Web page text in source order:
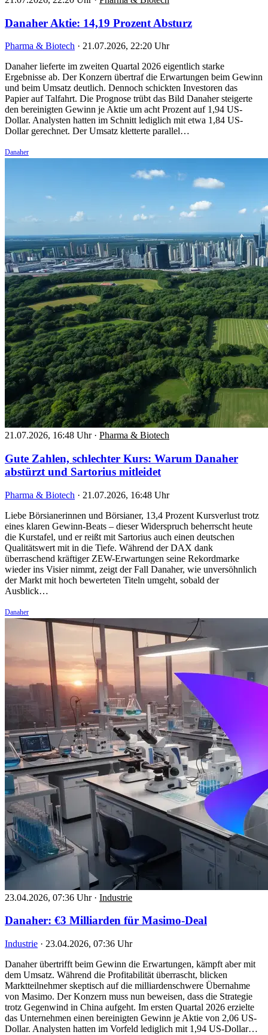
Danaher Aktie: 14,19 Prozent Absturz
Pharma & Biotech · 21.07.2026, 22:20 Uhr
Danaher lieferte im zweiten Quartal 2026 eigentlich starke
Ergebnisse ab. Der Konzern übertraf die Erwartungen beim Gewinn
und beim Umsatz deutlich. Dennoch schickten Investoren das
Papier auf Talfahrt. Die Prognose trübt das Bild Danaher steigerte
den bereinigten Gewinn je Aktie um acht Prozent auf 1,94 US-
Dollar. Analysten hatten im Schnitt lediglich mit etwa 1,84 US-
Dollar gerechnet. Der Umsatz kletterte parallel…
Danaher
21.07.2026, 16:48 Uhr · Pharma & Biotech
Gute Zahlen, schlechter Kurs: Warum Danaher
abstürzt und Sartorius mitleidet
Pharma & Biotech · 21.07.2026, 16:48 Uhr
Liebe Börsianerinnen und Börsianer, 13,4 Prozent Kursverlust trotz
eines klaren Gewinn-Beats – dieser Widerspruch beherrscht heute
die Kurstafel, und er reißt mit Sartorius auch einen deutschen
Qualitätswert mit in die Tiefe. Während der DAX dank
überraschend kräftiger ZEW-Erwartungen seine Rekordmarke
wieder ins Visier nimmt, zeigt der Fall Danaher, wie unversöhnlich
der Markt mit hoch bewerteten Titeln umgeht, sobald der
Ausblick…
Danaher
23.04.2026, 07:36 Uhr · Industrie
Danaher: €3 Milliarden für Masimo-Deal
Industrie · 23.04.2026, 07:36 Uhr
Danaher übertrifft beim Gewinn die Erwartungen, kämpft aber mit
dem Umsatz. Während die Profitabilität überrascht, blicken
Marktteilnehmer skeptisch auf die milliardenschwere Übernahme
von Masimo. Der Konzern muss nun beweisen, dass die Strategie
trotz Gegenwind in China aufgeht. Im ersten Quartal 2026 erzielte
das Unternehmen einen bereinigten Gewinn je Aktie von 2,06 US-
Dollar. Analysten hatten im Vorfeld lediglich mit 1,94 US-Dollar…